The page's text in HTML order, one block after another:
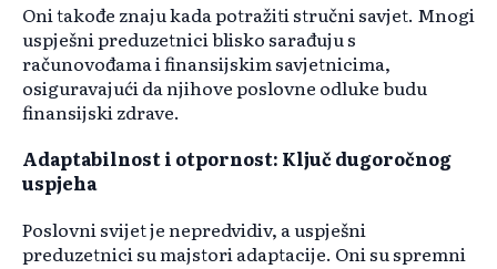
Oni takođe znaju kada potražiti stručni savjet. Mnogi
uspješni preduzetnici blisko sarađuju s
računovođama i finansijskim savjetnicima,
osiguravajući da njihove poslovne odluke budu
finansijski zdrave.
Adaptabilnost i otpornost: Ključ dugoročnog
uspjeha
Poslovni svijet je nepredvidiv, a uspješni
preduzetnici su majstori adaptacije. Oni su spremni